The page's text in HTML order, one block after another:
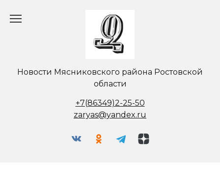
Новости Мясниковского района Ростовской
области
+7(86349)2-25-50
zaryas@yandex.ru